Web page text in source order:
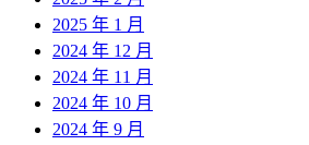
2025 年 1 月
2024 年 12 月
2024 年 11 月
2024 年 10 月
2024 年 9 月